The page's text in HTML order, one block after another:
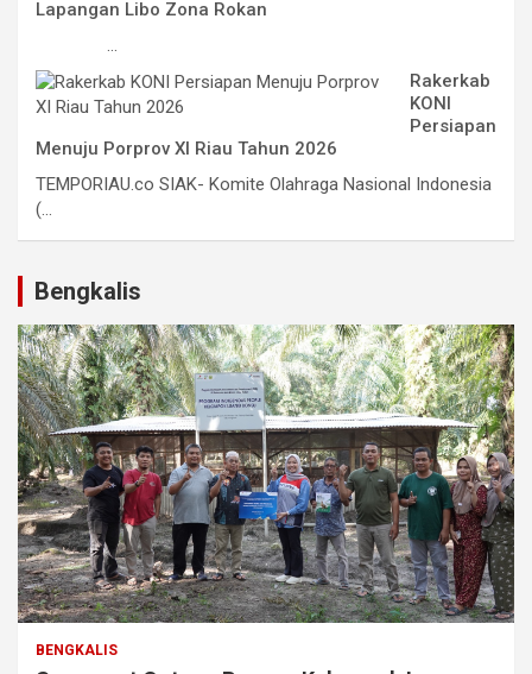
Lapangan Libo Zona Rokan
...
Rakerkab
KONI
Persiapan
Menuju Porprov XI Riau Tahun 2026
TEMPORIAU.co SIAK- Komite Olahraga Nasional Indonesia
(...
Bengkalis
BENGKALIS